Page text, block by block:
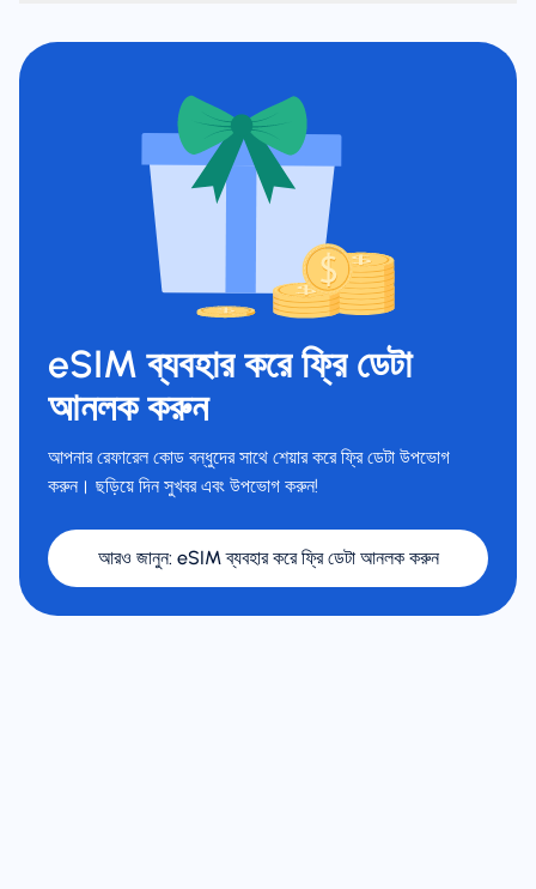
eSIM ব্যবহার করে ফ্রি ডেটা
আনলক করুন
আপনার রেফারেল কোড বন্ধুদের সাথে শেয়ার করে ফ্রি ডেটা উপভোগ
করুন। ছড়িয়ে দিন সুখবর এবং উপভোগ করুন!
আরও জানুন: eSIM ব্যবহার করে ফ্রি ডেটা আনলক করুন